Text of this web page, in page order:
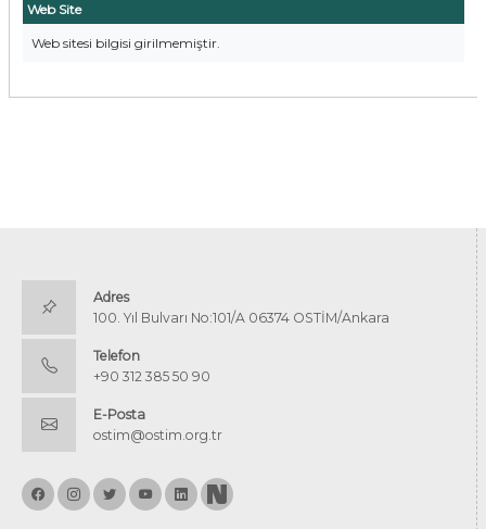
Web Site
Web sitesi bilgisi girilmemiştir.
Adres
100. Yıl Bulvarı No:101/A 06374 OSTİM/Ankara
Telefon
+90 312 385 50 90
E-Posta
ostim@ostim.org.tr